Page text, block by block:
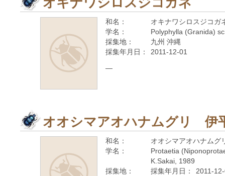
和名：
オキナワシロスジコガ
学名：
Polyphylla (Granida)
採集地：
九州 沖縄
採集年月日：
2011-12-01
—
オオシマアオハナムグリ 伊
和名：
オオシマアオハナム
学名：
Protaetia
K.Sakai, 1989
採集地：
採集年月日： 2011-